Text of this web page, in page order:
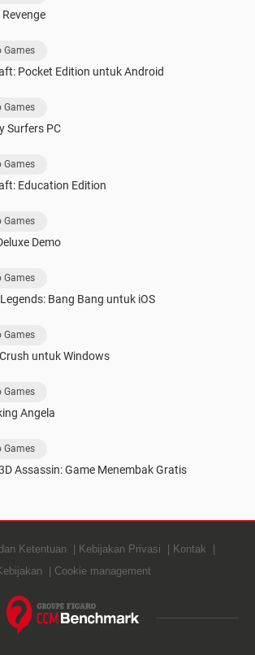
Games
Pocket Edition untuk Android
Games
Surfers PC
Games
Education Edition
Games
Demo
Games
Bang Bang untuk iOS
Games
untuk Windows
Games
Angela
Games
Assassin: Game Menembak Gratis
Ketentuan Kebijakan Privasi
Kontak
Cookie management